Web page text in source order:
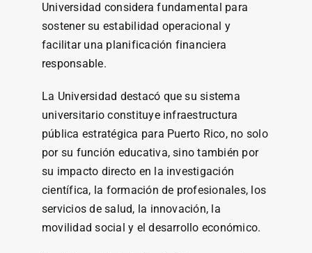
Universidad considera fundamental para
sostener su estabilidad operacional y
facilitar una planificación financiera
responsable.
La Universidad destacó que su sistema
universitario constituye infraestructura
pública estratégica para Puerto Rico, no solo
por su función educativa, sino también por
su impacto directo en la investigación
científica, la formación de profesionales, los
servicios de salud, la innovación, la
movilidad social y el desarrollo económico.